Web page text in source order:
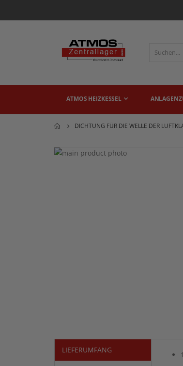
ATMOS HEIZKESSEL
DICHTUNG FÜR DIE WELLE DER
Zum
LIEFERUMFANG